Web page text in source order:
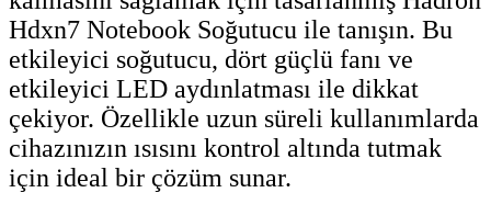
Hdxn7 Notebook Soğutucu ile tanışın. Bu
etkileyici soğutucu, dört güçlü fanı ve
etkileyici LED aydınlatması ile dikkat
çekiyor. Özellikle uzun süreli kullanımlarda
cihazınızın ısısını kontrol altında tutmak
için ideal bir çözüm sunar.